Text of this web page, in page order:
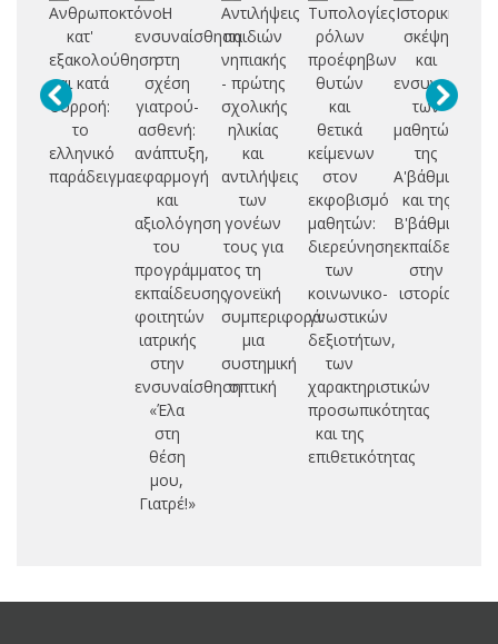
Ανθρωποκτόνοι
κατ'
εξακολούθηση
και κατά
συρροή:
το
ελληνικό
παράδειγμα
Η
ενσυναίσθηση
στη
σχέση
γιατρού-
ασθενή:
ανάπτυξη,
εφαρμογή
και
αξιολόγηση
του
προγράμματος
εκπαίδευσης
φοιτητών
ιατρικής
στην
ενσυναίσθηση
«Έλα
στη
θέση
μου,
Γιατρέ!»
Αντιλήψεις
παιδιών
νηπιακής
- πρώτης
σχολικής
ηλικίας
και
αντιλήψεις
των
γονέων
τους για
τη
γονεϊκή
συμπεριφορά:
μια
συστημική
οπτική
Τυπολογίες
ρόλων
προέφηβων
θυτών
και
θετικά
κείμενων
στον
εκφοβισμό
μαθητών:
διερεύνηση
των
κοινωνικο-
γνωστικών
δεξιοτήτων,
των
χαρακτηριστικών
προσωπικότητας
και της
επιθετικότητας
Ιστορική
σκέψη
και
των
μαθητών
της
Α'βάθμιας
και της
Β'βάθμιας
εκπαίδευσης
στην
ιστορία